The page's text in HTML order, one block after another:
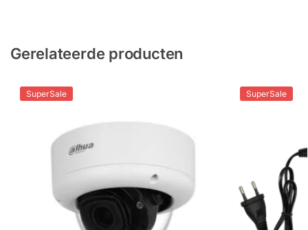
Gerelateerde producten
SuperSale SuperSale